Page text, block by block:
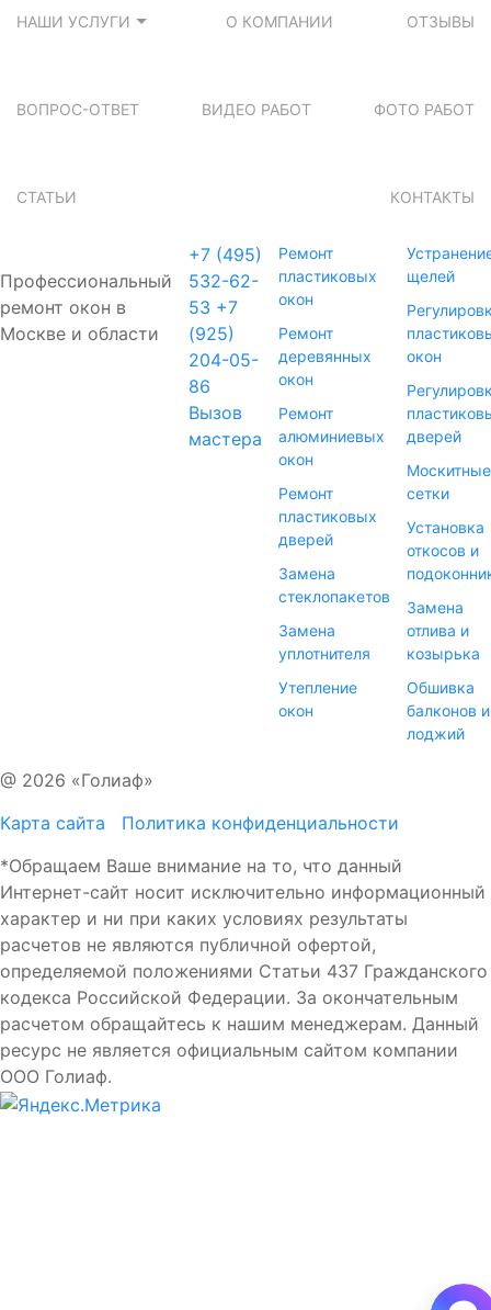
НАШИ УСЛУГИ О КОМПАНИИ ОТЗЫВЫ
ВОПРОС-ОТВЕТ ВИДЕО РАБОТ ФОТО РАБОТ
СТАТЬИ КОНТАКТЫ
Профессиональный
ремонт окон в
Москве и области
+7 (495)
532-62-
53 +7
(925)
204-05-
86
Вызов
мастера
Ремонт
пластиковых
окон
Ремонт
деревянных
окон
Ремонт
алюминиевых
окон
Ремонт
пластиковых
дверей
Замена
стеклопакетов
Замена
уплотнителя
Утепление
окон
щелей
окон
дверей
Москитные
сетки
Установка
откосов и
Замена
отлива и
козырька
Обшивка
балконов и
лоджий
@ 2026 «Голиаф»
Карта сайта
Политика конфиденциальности
*Обращаем Ваше внимание на то, что данный
Интернет-сайт носит исключительно информационный
характер и ни при каких условиях результаты
расчетов не являются публичной офертой,
определяемой положениями Статьи 437 Гражданского
кодекса Российской Федерации. За окончательным
расчетом обращайтесь к нашим менеджерам. Данный
ресурс не является официальным сайтом компании
ООО Голиаф.